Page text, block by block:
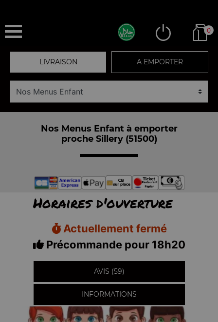
0
LIVRAISON A EMPORTER
Nos Menus Enfant à emporter
proche Sillery (51500)
Horaires d'ouverture
Actuellement fermé
Précommande pour 18h20
AVIS (59)
INFORMATIONS